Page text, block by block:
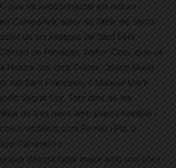
que va subcontractar els millors
Campanyà, autor de l’altar de Santa
de les imatges de Sant Fèlix
de Pahazan, Walter Cots, que va
Nostra Sra. dels Dolors, Josep Maria
del Sant Francesc, o Manuel Martí
Sagrat Cor. Tots dins de les
de tres naus amb planta basilical i
vitrallers com Fornell i Pla, o
Carretero o
que decora l’altar major amb una obra